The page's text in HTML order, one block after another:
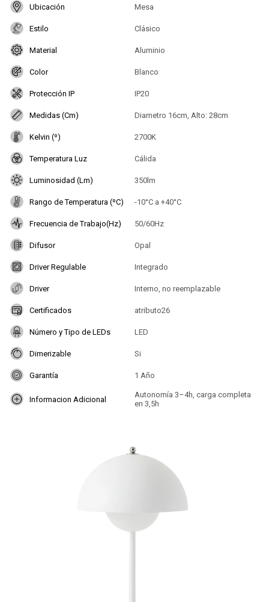
Ubicación Mesa
Estilo Clásico
Material Aluminio
Color Blanco
Protección IP IP20
Medidas (Cm) Diametro 16cm, Alto: 28cm
Kelvin (º) 2700K
Temperatura Luz Cálida
Luminosidad (Lm) 350lm
Rango de Temperatura (ºC) -10°C a +40°C
Frecuencia de Trabajo(Hz) 50/60Hz
Difusor Opal
Driver Regulable Integrado
Driver Interno, no reemplazable
Certificados atributo26
Número y Tipo de LEDs LED
Dimerizable Si
Garantía 1 Año
Informacion Adicional
Autonomía 3–4h, carga completa
en 3,5h